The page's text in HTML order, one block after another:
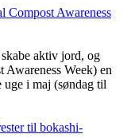
Compost Awareness
aktiv jord, og
Week) en
i maj (søndag til